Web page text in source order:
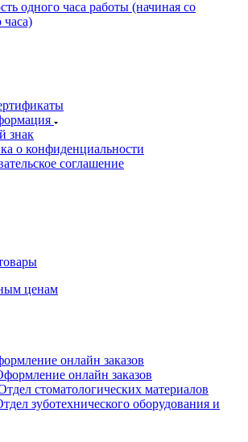
одного часа работы (начиная со
часа)
знак
о конфиденциальности
соглашение
ценам
онлайн заказов
онлайн заказов
стоматологических материалов
зуботехнического оборудования и